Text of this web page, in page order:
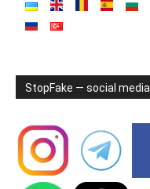
StopFake — social media